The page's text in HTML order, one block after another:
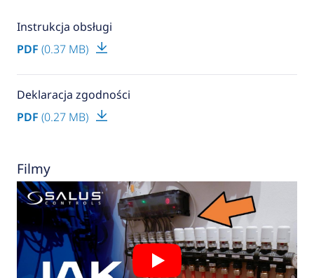
Instrukcja obsługi
PDF (0.37 MB)
Deklaracja zgodności
PDF (0.27 MB)
Filmy